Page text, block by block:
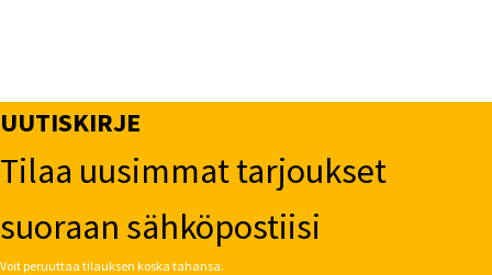
UUTISKIRJE
Tilaa uusimmat tarjoukset
suoraan sähköpostiisi
Voit peruuttaa tilauksen koska tahansa.